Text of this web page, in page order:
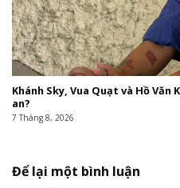
Khánh Sky, Vua Quạt và Hồ
an?
7 Tháng 8, 2026
Để lại một bình luận